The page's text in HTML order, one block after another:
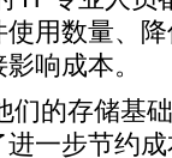
用数量、
响成本。
们的存储基
一步节约